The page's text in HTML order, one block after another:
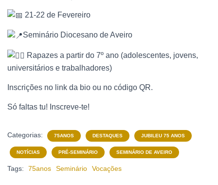
21-22 de Fevereiro
Seminário Diocesano de Aveiro
Rapazes a partir do 7º ano (adolescentes, jovens,
universitários e trabalhadores)
Inscrições no link da bio ou no código QR.
Só faltas tu! Inscreve-te!
Categorias: 75ANOS DESTAQUES JUBILEU 75 ANOS
NOTÍCIAS PRÉ-SEMINÁRIO SEMINÁRIO DE AVEIRO
Tags: 75anos Seminário Vocações